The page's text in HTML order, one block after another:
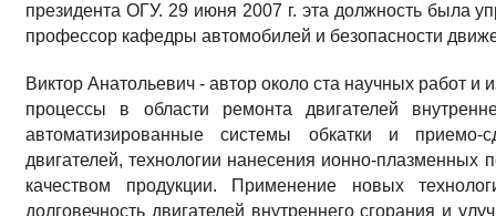
президента ОГУ. 29 июня 2007 г. эта должность была
профессор кафедры автомобилей и безопасности
Виктор Анатольевич - автор около ста научных работ и
процессы в области ремонта двигателей
автоматизированные системы обкатки и приемо-
двигателей, технологии нанесения ионно-
качеством продукции. Применение новых
долговечность двигателей внутреннего сгорания и